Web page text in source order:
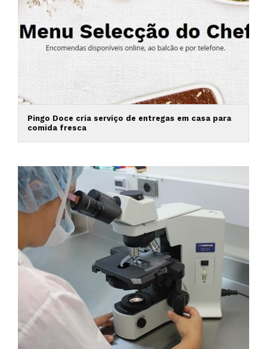
Pingo Doce cria serviço de entregas em casa para
comida fresca